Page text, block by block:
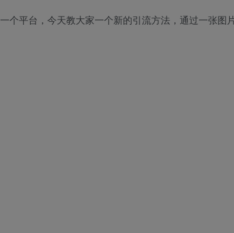
个平台，今天教大家一个新的引流方法，通过一张图